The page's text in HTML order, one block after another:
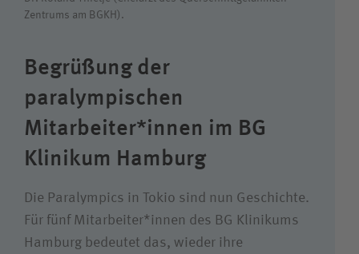
Zentrums am BGKH).
Begrüßung der
paralympischen
Mitarbeiter*innen im BG
Klinikum Hamburg
Die Paralympics in Tokio sind nun Geschichte.
Für fünf Mitarbeiter*innen des BG Klinikums
Hamburg bedeutet das, wieder ihre